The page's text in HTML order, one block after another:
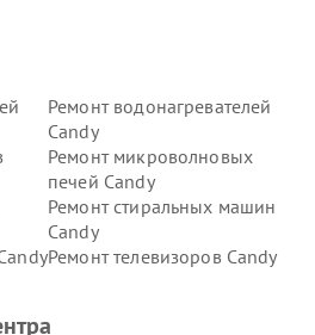
Ремонт водонагревателей
Candy
Ремонт микроволновых
печей Candy
Ремонт стиральных машин
Candy
Ремонт телевизоров Candy